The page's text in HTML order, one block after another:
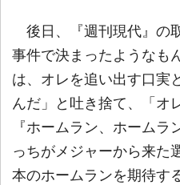
後日、『週刊現代』の
事件で決まったようなも
は、オレを追い出す口実
んだ」と吐き捨て、「オ
『ホームラン、ホームラ
っちがメジャーから来た
本のホームランを期待す